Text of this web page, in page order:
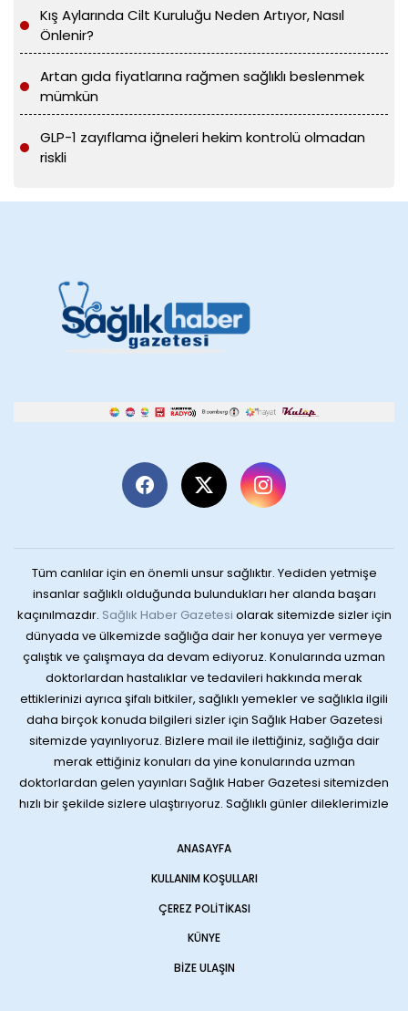
Kış Aylarında Cilt Kuruluğu Neden Artıyor, Nasıl
Önlenir?
Artan gıda fiyatlarına rağmen sağlıklı beslenmek
mümkün
GLP-1 zayıflama iğneleri hekim kontrolü olmadan
riskli
Tüm canlılar için en önemli unsur sağlıktır. Yediden yetmişe
insanlar sağlıklı olduğunda bulundukları her alanda başarı
kaçınılmazdır. Sağlık Haber Gazetesi olarak sitemizde sizler için
dünyada ve ülkemizde sağlığa dair her konuya yer vermeye
çalıştık ve çalışmaya da devam ediyoruz. Konularında uzman
doktorlardan hastalıklar ve tedavileri hakkında merak
ettiklerinizi ayrıca şifalı bitkiler, sağlıklı yemekler ve sağlıkla ilgili
daha birçok konuda bilgileri sizler için Sağlık Haber Gazetesi
sitemizde yayınlıyoruz. Bizlere mail ile ilettiğiniz, sağlığa dair
merak ettiğiniz konuları da yine konularında uzman
doktorlardan gelen yayınları Sağlık Haber Gazetesi sitemizden
hızlı bir şekilde sizlere ulaştırıyoruz. Sağlıklı günler dileklerimizle
ANASAYFA
KULLANIM KOŞULLARI
ÇEREZ POLITIKASI
KÜNYE
BIZE ULAŞIN